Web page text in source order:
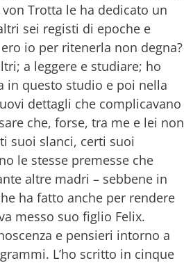
Trotta le ha dedicato un
sei registi di epoche e
io per ritenerla non degna?
a leggere e studiare; ho
in questo studio e poi nella
dettagli che complicavano
che, forse, tra me e lei non
suoi slanci, certi suoi
le stesse premesse che
altre madri – sebbene in
ha fatto anche per rendere
messo suo figlio Felix.
e pensieri intorno a
L’ho scritto in cinque